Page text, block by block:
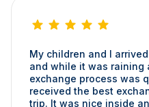
My children and I
and while it was raining
exchange process was
received the best
trip. It was nice inside